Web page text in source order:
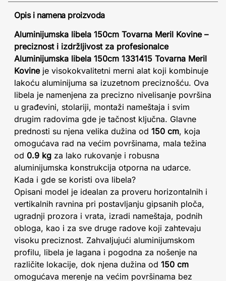
Opis i namena proizvoda
Aluminijumska libela 150cm Tovarna Meril Kovine –
preciznost i izdržljivost za profesionalce
Aluminijumska libela 150cm 1331415 Tovarna Meril
Kovineje visokokvalitetni merni alat koji kombinuje
lakoću aluminijuma sa izuzetnom preciznošću. Ova
libela je namenjena za precizno nivelisanje površina
u građevini, stolariji, montaži nameštaja i svim
drugim radovima gde je tačnost ključna. Glavne
prednosti su njena velika dužina od 150 cm, koja
omogućava rad na većim površinama, mala težina
od 0.9 kg za lako rukovanje i robusna
aluminijumska konstrukcija otporna na udarce.
Kada i gde se koristi ova libela?
Opisani model je idealan za proveru horizontalnih i
vertikalnih ravnina pri postavljanju gipsanih ploča,
ugradnji prozora i vrata, izradi nameštaja, podnih
obloga, kao i za sve druge radove koji zahtevaju
visoku preciznost. Zahvaljujući aluminijumskom
profilu, libela je lagana i pogodna za nošenje na
različite lokacije, dok njena dužina od 150 cm
omogućava merenje na većim površinama bez